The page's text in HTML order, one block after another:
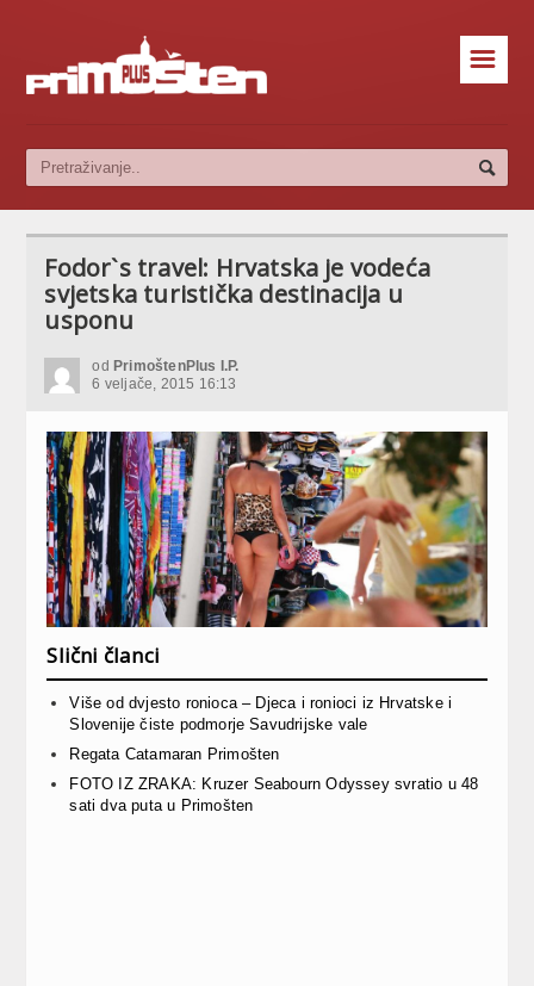
☰
Fodor`s travel: Hrvatska je vodeća
svjetska turistička destinacija u
usponu
od PrimoštenPlus I.P.
6 veljače, 2015 16:13
Slični članci
Više od dvjesto ronioca – Djeca i ronioci iz Hrvatske i
Slovenije čiste podmorje Savudrijske vale
Regata Catamaran Primošten
FOTO IZ ZRAKA: Kruzer Seabourn Odyssey svratio u 48
sati dva puta u Primošten